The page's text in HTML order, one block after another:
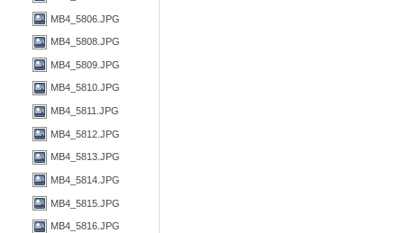
MB4_5806.JPG
MB4_5808.JPG
MB4_5809.JPG
MB4_5810.JPG
MB4_5811.JPG
MB4_5812.JPG
MB4_5813.JPG
MB4_5814.JPG
MB4_5815.JPG
MB4_5816.JPG